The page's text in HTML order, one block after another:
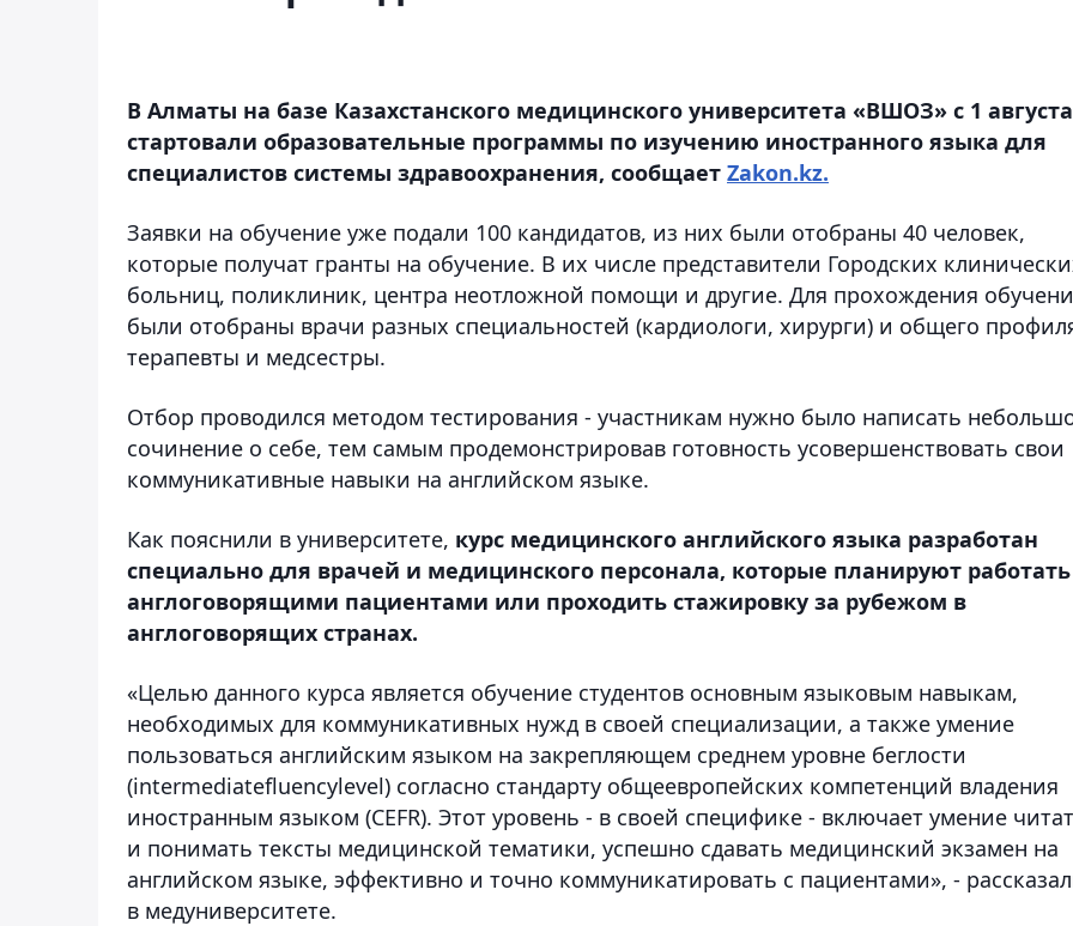
В Алматы на базе Казахстанского медицинского университета «ВШОЗ» с 1 августа
стартовали образовательные программы по изучению иностранного языка для
специалистов системы здравоохранения, сообщает Zakon.kz.
Заявки на обучение уже подали 100 кандидатов, из них были отобраны 40 человек,
которые получат гранты на обучение. В их числе представители Городских
больниц, поликлиник, центра неотложной помощи и другие. Для прохождения
были отобраны врачи разных специальностей (кардиологи, хирурги) и общего
терапевты и медсестры.
Отбор проводился методом тестирования - участникам нужно было написать
сочинение о себе, тем самым продемонстрировав готовность усовершенствовать свои
коммуникативные навыки на английском языке.
Как пояснили в университете, курс медицинского английского языка разработан
специально для врачей и медицинского персонала, которые планируют работать
англоговорящими пациентами или проходить стажировку за рубежом в
англоговорящих странах.
«Целью данного курса является обучение студентов основным языковым навыкам,
необходимых для коммуникативных нужд в своей специализации, а также умение
пользоваться английским языком на закрепляющем среднем уровне беглости
(intermediatefluencylevel) согласно стандарту общеевропейских компетенций владения
иностранным языком (CEFR). Этот уровень - в своей специфике - включает умение
и понимать тексты медицинской тематики, успешно сдавать медицинский экзамен на
английском языке, эффективно и точно коммуникатировать с пациентами», -
в медуниверситете.